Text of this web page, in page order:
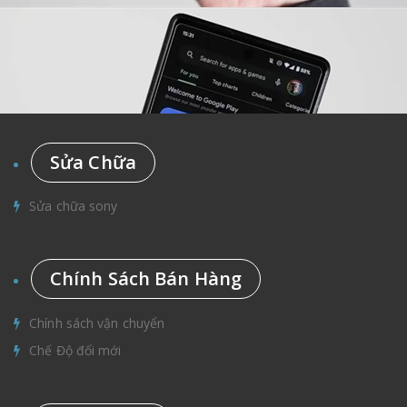
Sửa Chữa
Sửa chữa sony
Chính Sách Bán Hàng
Chính sách vận chuyển
Chế Độ đổi mới